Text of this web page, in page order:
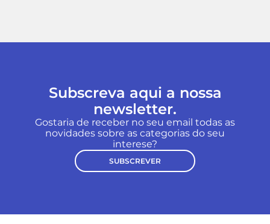
Subscreva aqui a nossa
newsletter.
Gostaria de receber no seu email todas as
novidades sobre as categorias do seu
interese?
SUBSCREVER